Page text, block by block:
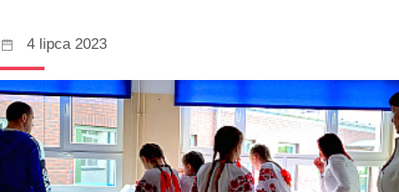
4 lipca 2023